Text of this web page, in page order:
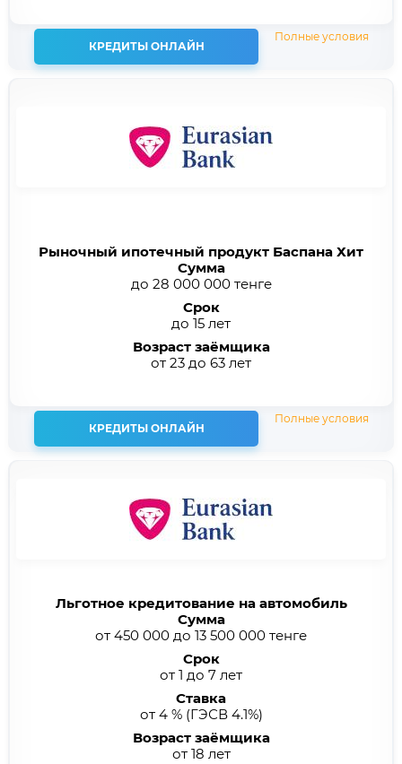
КРЕДИТЫ ОНЛАЙН
Полные условия
Рыночный ипотечный продукт Баспана Хит
Сумма
до 28 000 000 тенге
Срок
до 15 лет
Возраст заёмщика
от 23 до 63 лет
КРЕДИТЫ ОНЛАЙН
Полные условия
Льготное кредитование на автомобиль
Сумма
от 450 000 до 13 500 000 тенге
Срок
от 1 до 7 лет
Ставка
от 4 % (ГЭСВ 4.1%)
Возраст заёмщика
от 18 лет